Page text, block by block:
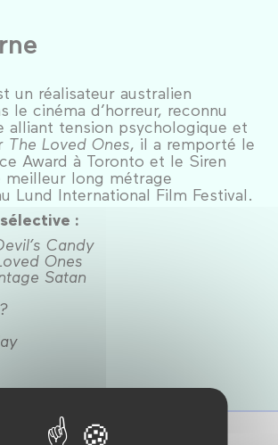
un réalisateur australien
le cinéma d’horreur, reconnu
alliant tension psychologique et
The Loved Ones, il a remporté le
Award à Toronto et le Siren
meilleur long métrage
Lund International Film Festival.
:
Candy
Ones
Satan